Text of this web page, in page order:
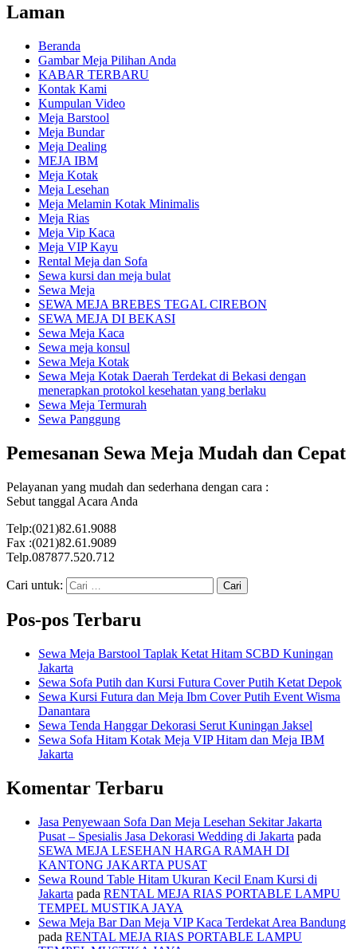
Laman
Beranda
Gambar Meja Pilihan Anda
KABAR TERBARU
Kontak Kami
Kumpulan Video
Meja Barstool
Meja Bundar
Meja Dealing
MEJA IBM
Meja Kotak
Meja Lesehan
Meja Melamin Kotak Minimalis
Meja Rias
Meja Vip Kaca
Meja VIP Kayu
Rental Meja dan Sofa
Sewa kursi dan meja bulat
Sewa Meja
SEWA MEJA BREBES TEGAL CIREBON
SEWA MEJA DI BEKASI
Sewa Meja Kaca
Sewa meja konsul
Sewa Meja Kotak
Sewa Meja Kotak Daerah Terdekat di Bekasi dengan
menerapkan protokol kesehatan yang berlaku
Sewa Meja Termurah
Sewa Panggung
Pemesanan Sewa Meja Mudah dan Cepat
Pelayanan yang mudah dan sederhana dengan cara :
Sebut tanggal Acara Anda
Telp:(021)82.61.9088
Fax :(021)82.61.9089
Telp.087877.520.712
Cari untuk:
Pos-pos Terbaru
Sewa Meja Barstool Taplak Ketat Hitam SCBD Kuningan
Jakarta
Sewa Sofa Putih dan Kursi Futura Cover Putih Ketat Depok
Sewa Kursi Futura dan Meja Ibm Cover Putih Event Wisma
Danantara
Sewa Tenda Hanggar Dekorasi Serut Kuningan Jaksel
Sewa Sofa Hitam Kotak Meja VIP Hitam dan Meja IBM
Jakarta
Komentar Terbaru
Jasa Penyewaan Sofa Dan Meja Lesehan Sekitar Jakarta
Pusat – Spesialis Jasa Dekorasi Wedding di Jakarta pada
SEWA MEJA LESEHAN HARGA RAMAH DI
KANTONG JAKARTA PUSAT
Sewa Round Table Hitam Ukuran Kecil Enam Kursi di
Jakarta pada RENTAL MEJA RIAS PORTABLE LAMPU
TEMPEL MUSTIKA JAYA
Sewa Meja Bar Dan Meja VIP Kaca Terdekat Area Bandung
pada RENTAL MEJA RIAS PORTABLE LAMPU